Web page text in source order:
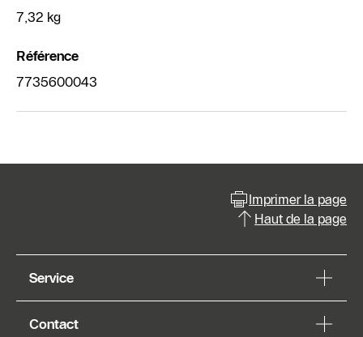
7,32 kg
Référence
7735600043
Imprimer la page
Haut de la page
Service
Contact